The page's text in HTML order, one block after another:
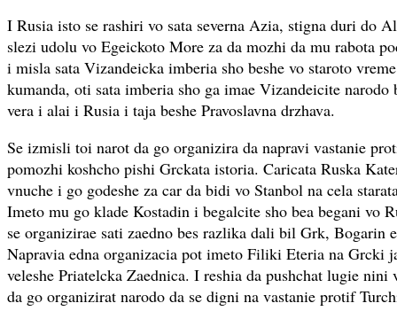
I Rusia isto se rashiri vo sata severna Azia, stigna duri do
slezi udolu vo Egeickoto More za da mozhi da mu rabota
i misla sata Vizandeicka imberia sho beshe vo staroto
kumanda, oti sata imberia sho ga imae Vizandeicite narodo
vera i alai i Rusia i taja beshe Pravoslavna drzhava.
Se izmisli toi narot da go organizira da napravi vastanie
pomozhi koshcho pishi Grckata istoria. Caricata Ruska
vnuche i go godeshe za car da bidi vo Stanbol na cela
Imeto mu go klade Kostadin i begalcite sho bea begani vo
se organizirae sati zaedno bes razlika dali bil Grk, Bogarin
Napravia edna organizacia pot imeto Filiki Eteria na Grcki
veleshe Priatelcka Zaednica. I reshia da pushchat lugie
da go organizirat narodo da se digni na vastanie protif